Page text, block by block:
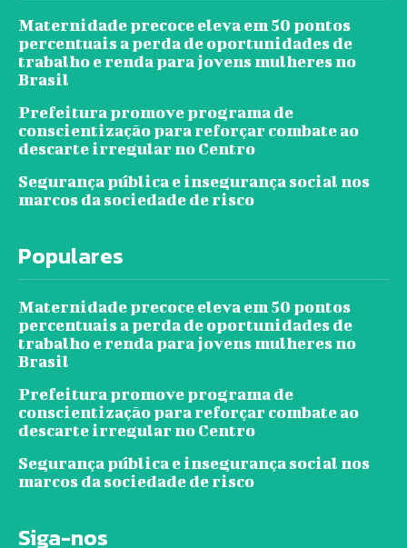
Maternidade precoce eleva em 50 pontos
percentuais a perda de oportunidades de
trabalho e renda para jovens mulheres no
Brasil
Prefeitura promove programa de
conscientização para reforçar combate ao
descarte irregular no Centro
Segurança pública e insegurança social nos
marcos da sociedade de risco
Populares
Maternidade precoce eleva em 50 pontos
percentuais a perda de oportunidades de
trabalho e renda para jovens mulheres no
Brasil
Prefeitura promove programa de
conscientização para reforçar combate ao
descarte irregular no Centro
Segurança pública e insegurança social nos
marcos da sociedade de risco
Siga-nos